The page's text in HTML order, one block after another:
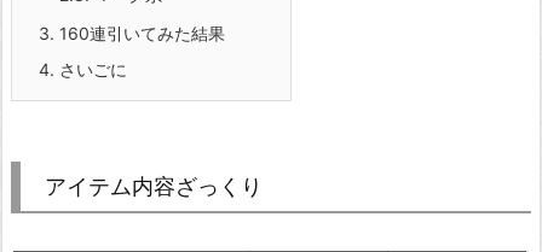
3. 160連引いてみた結果
4. さいごに
アイテム内容ざっくり